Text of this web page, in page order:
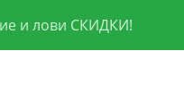
и лови СКИДКИ!